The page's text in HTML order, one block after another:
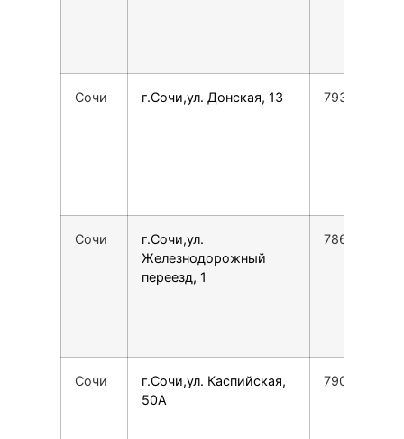
Сочи г.Сочи,ул. Донская, 13
Сочи
г.Сочи,ул.
Железнодорожный
переезд, 1
Сочи
г.Сочи,ул. Каспийская,
50А